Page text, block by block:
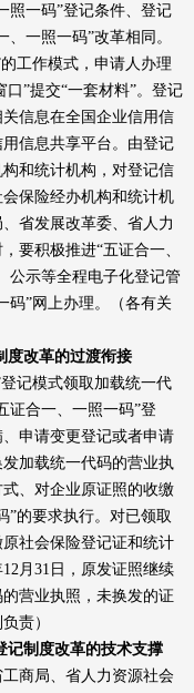
一码”登记条件、登记
一照一码”改革相同。
工作模式，申请人办理
”提交“一套材料”。登记
信息在全国企业信用信
信息共享平台。由登记
和统计机构，对登记信
保险经办机构和统计机
省发展改革委、省人力
要积极推进“五证合一、
公示等全程电子化登记管
码”网上办理。（各有关
度改革的过渡衔接
记模式领取加载统一代
证合一、一照一码”登
申请变更登记或者申请
加载统一代码的营业执
、对企业原证照的收缴
”的要求执行。对已领取
社会保险登记证和统计
月31日，原发证照继续
营业执照，未换发的证
责）
记制度改革的技术支撑
商局、省人力资源社会